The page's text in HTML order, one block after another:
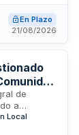
a la
En Plazo
21/08/2026
de
a
la
Local